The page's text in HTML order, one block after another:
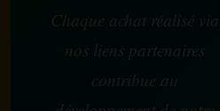
Chaque achat réalisé via
nos liens partenaires
contribue au